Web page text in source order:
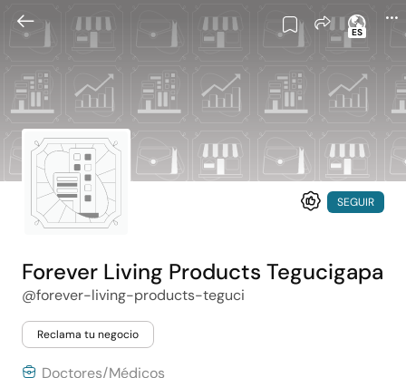
ES
SEGUIR
Forever Living Products Tegucigapa
@forever-living-products-teguci
Reclama tu negocio
Doctores/Médicos